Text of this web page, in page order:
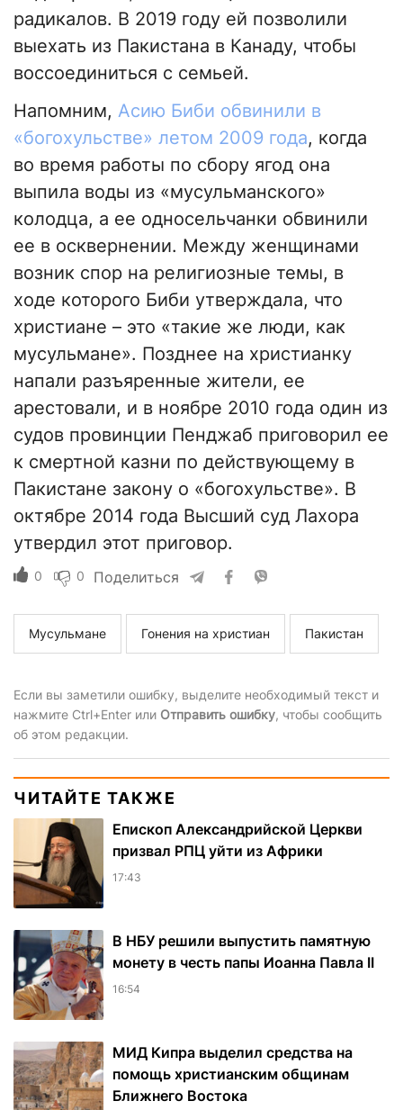
радикалов. В 2019 году ей позволили
выехать из Пакистана в Канаду, чтобы
воссоединиться с семьей.
Напомним, Асию Биби обвинили в
«богохульстве» летом 2009 года, когда
во время работы по сбору ягод она
выпила воды из «мусульманского»
колодца, а ее односельчанки обвинили
ее в осквернении. Между женщинами
возник спор на религиозные темы, в
ходе которого Биби утверждала, что
христиане – это «такие же люди, как
мусульмане». Позднее на христианку
напали разъяренные жители, ее
арестовали, и в ноябре 2010 года один из
судов провинции Пенджаб приговорил ее
к смертной казни по действующему в
Пакистане закону о «богохульстве». В
октябре 2014 года Высший суд Лахора
утвердил этот приговор.
0 0 Поделиться
Мусульмане Гонения на христиан Пакистан
Если вы заметили ошибку, выделите необходимый текст и
нажмите Ctrl+Enter или Отправить ошибку, чтобы сообщить
об этом редакции.
ЧИТАЙТЕ ТАКЖЕ
Епископ Александрийской Церкви
призвал РПЦ уйти из Африки
17:43
В НБУ решили выпустить памятную
монету в честь папы Иоанна Павла II
16:54
МИД Кипра выделил средства на
помощь христианским общинам
Ближнего Востока